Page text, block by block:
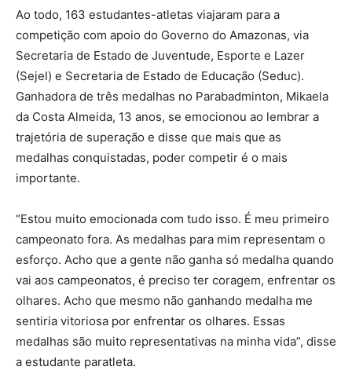
Ao todo, 163 estudantes-atletas viajaram para a
competição com apoio do Governo do Amazonas, via
Secretaria de Estado de Juventude, Esporte e Lazer
(Sejel) e Secretaria de Estado de Educação (Seduc).
Ganhadora de três medalhas no Parabadminton, Mikaela
da Costa Almeida, 13 anos, se emocionou ao lembrar a
trajetória de superação e disse que mais que as
medalhas conquistadas, poder competir é o mais
importante.
“Estou muito emocionada com tudo isso. É meu primeiro
campeonato fora. As medalhas para mim representam o
esforço. Acho que a gente não ganha só medalha quando
vai aos campeonatos, é preciso ter coragem, enfrentar os
olhares. Acho que mesmo não ganhando medalha me
sentiria vitoriosa por enfrentar os olhares. Essas
medalhas são muito representativas na minha vida”, disse
a estudante paratleta.